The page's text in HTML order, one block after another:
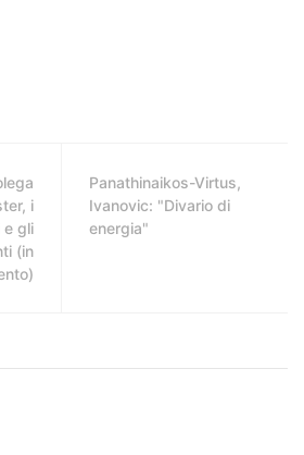
i
e gli
(in
Panathinaikos-Virtus,
Ivanovic: "Divario di
energia"